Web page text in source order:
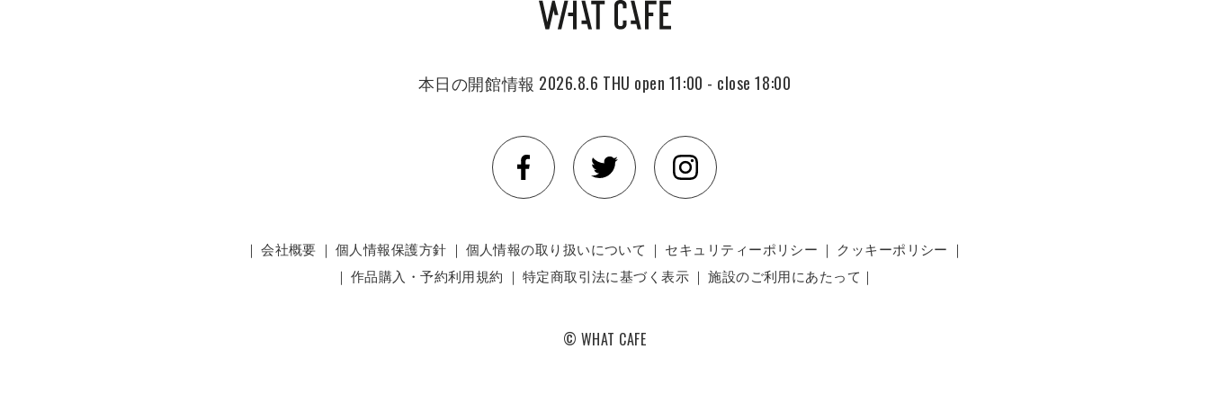
本日の開館情報 2026.8.6 THU open 11:00 - close 18:00
｜会社概要 ｜ 個人情報保護方針 ｜ 個人情報の取り扱いについて ｜ セキュリティーポリシー ｜ クッキーポリシー ｜
｜ 作品購入・予約利用規約 ｜ 特定商取引法に基づく表示 ｜施設のご利用にあたって ｜
© WHAT CAFE